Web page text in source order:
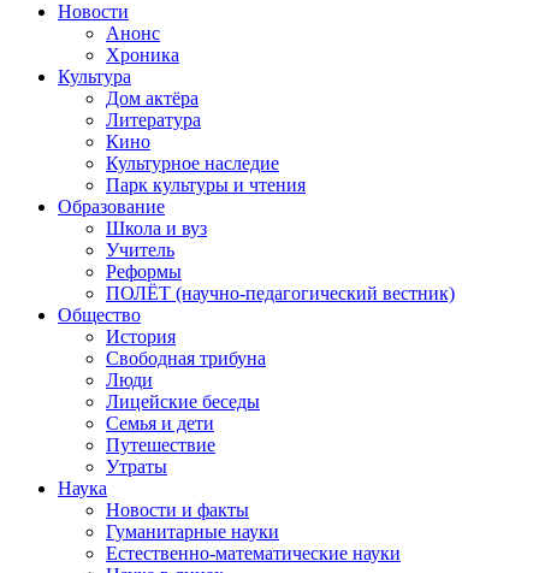
Новости
Анонс
Хроника
Культура
Дом актёра
Литература
Кино
Культурное наследие
Парк культуры и чтения
Образование
Школа и вуз
Учитель
Реформы
ПОЛЁТ (научно-педагогический вестник)
Общество
История
Свободная трибуна
Люди
Лицейские беседы
Семья и дети
Путешествие
Утраты
Наука
Новости и факты
Гуманитарные науки
Естественно-математические науки